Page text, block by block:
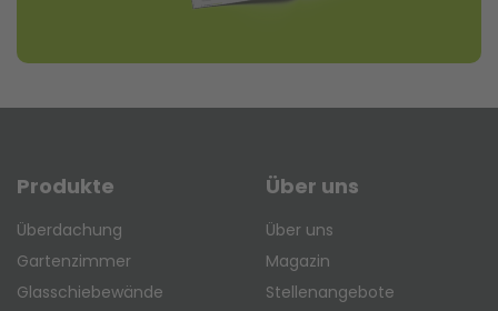
Produkte
Überdachung
Gartenzimmer
Glasschiebewände
Über uns
Über uns
Magazin
Stellenangebote